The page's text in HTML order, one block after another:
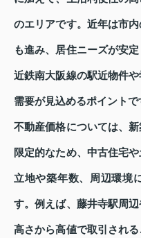
のエリアです。近年は市
も進み、居住ニーズが安
近鉄南大阪線の駅近物件
需要が見込めるポイントで
不動産価格については、
限定的なため、中古住宅
立地や築年数、周辺環境
す。例えば、藤井寺駅周
高さから高値で取引され